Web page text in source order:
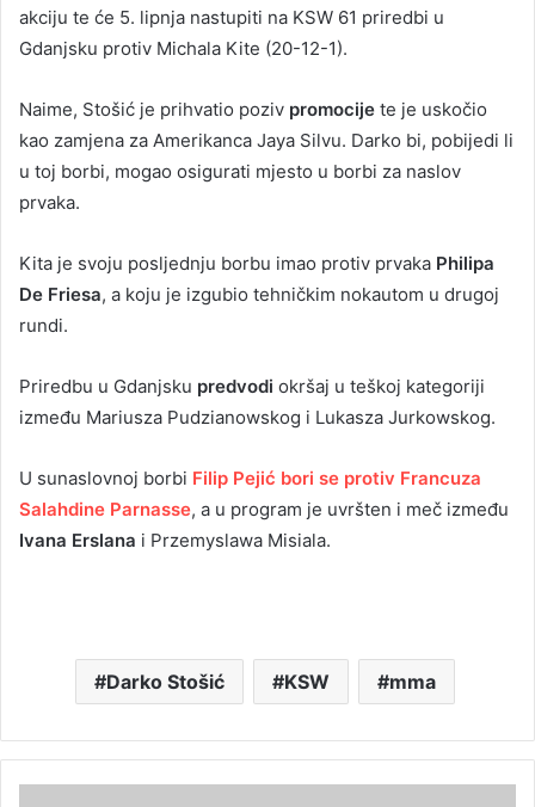
akciju te će 5. lipnja nastupiti na KSW 61 priredbi u
Gdanjsku protiv Michala Kite (20-12-1).
Naime, Stošić je prihvatio poziv promocije te je uskočio
kao zamjena za Amerikanca Jaya Silvu. Darko bi, pobijedi li
u toj borbi, mogao osigurati mjesto u borbi za naslov
prvaka.
Kita je svoju posljednju borbu imao protiv prvaka Philipa
De Friesa, a koju je izgubio tehničkim nokautom u drugoj
rundi.
Priredbu u Gdanjsku predvodi okršaj u teškoj kategoriji
između Mariusza Pudzianowskog i Lukasza Jurkowskog.
U sunaslovnoj borbi Filip Pejić bori se protiv Francuza
Salahdine Parnasse, a u program je uvršten i meč između
Ivana Erslana i Przemyslawa Misiala.
Darko Stošić KSW mma